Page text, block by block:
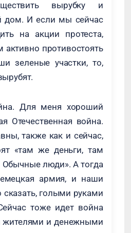
вырубку и
дом. И если мы сейчас
на акции протеста,
противостоять
зеленые участки, то,
Для меня хороший
Отечественная война.
также как и сейчас,
«там же деньги, там
Обычные люди». А тогда
армия, и наши
голыми руками
тоже идет война
и денежными